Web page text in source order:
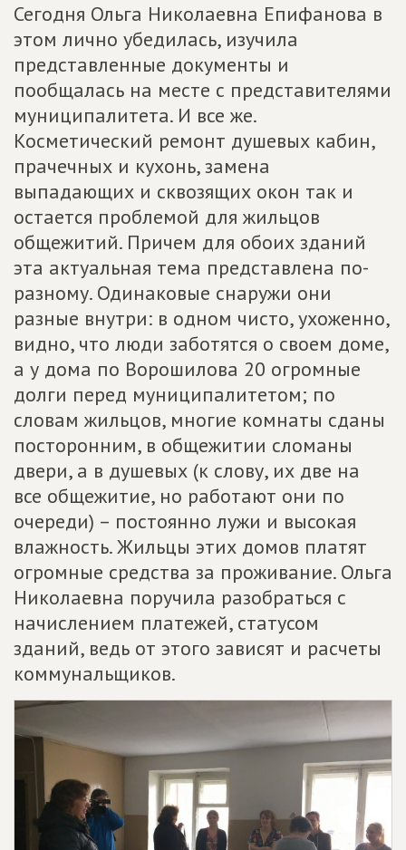
Сегодня Ольга Николаевна Епифанова в
этом лично убедилась, изучила
представленные документы и
пообщалась на месте с представителями
муниципалитета. И все же.
Косметический ремонт душевых кабин,
прачечных и кухонь, замена
выпадающих и сквозящих окон так и
остается проблемой для жильцов
общежитий. Причем для обоих зданий
эта актуальная тема представлена по-
разному. Одинаковые снаружи они
разные внутри: в одном чисто, ухоженно,
видно, что люди заботятся о своем доме,
а у дома по Ворошилова 20 огромные
долги перед муниципалитетом; по
словам жильцов, многие комнаты сданы
посторонним, в общежитии сломаны
двери, а в душевых (к слову, их две на
все общежитие, но работают они по
очереди) – постоянно лужи и высокая
влажность. Жильцы этих домов платят
огромные средства за проживание. Ольга
Николаевна поручила разобраться с
начислением платежей, статусом
зданий, ведь от этого зависят и расчеты
коммунальщиков.